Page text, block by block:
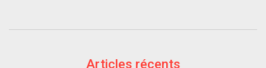
Articles récents